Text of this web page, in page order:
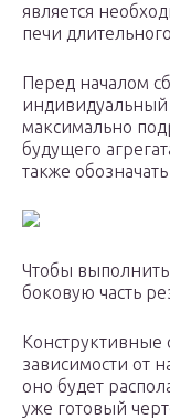
является
печи
Перед началом
индивидуальный
максимально
будущего
также
Чтобы выполнить
боковую часть
Конструктивные
зависимости от
оно будет
уже готовый